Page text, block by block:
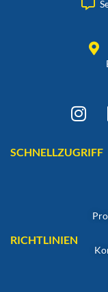
SCHNELLZUGRIFF
RICHTLINIEN